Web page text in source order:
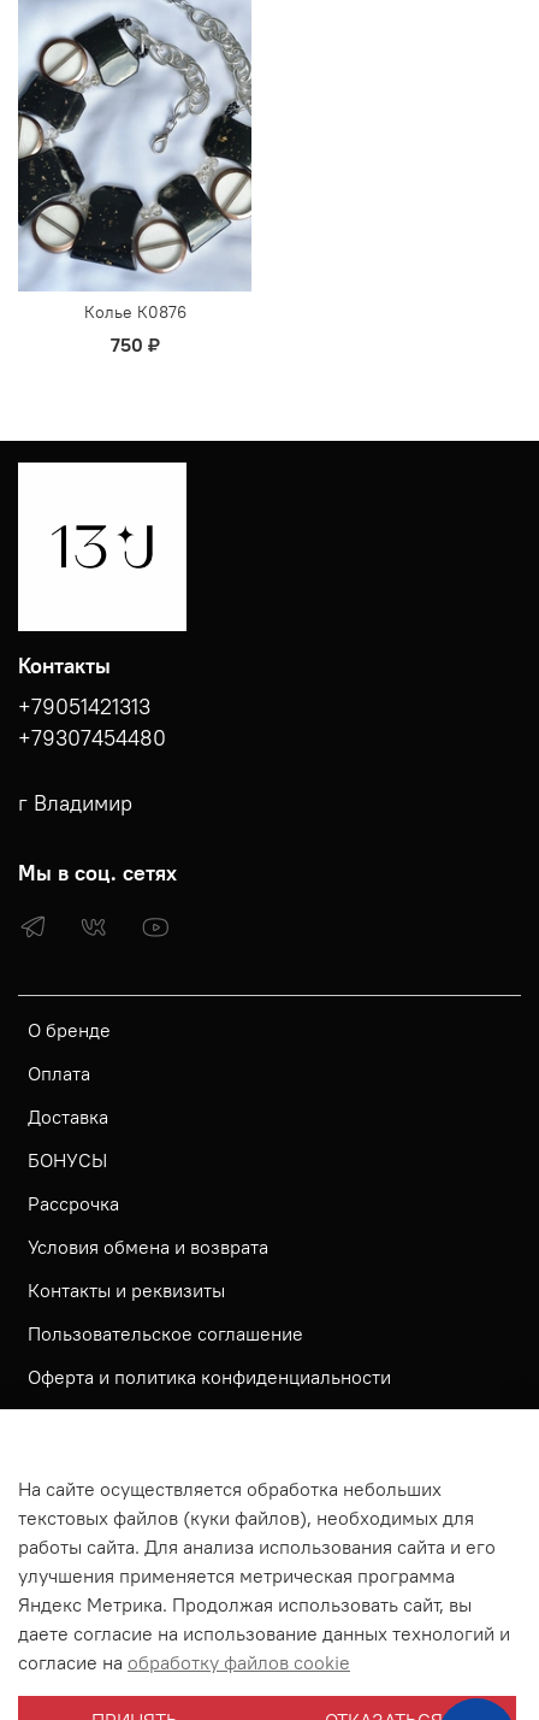
Колье К0876
750 ₽
О бренде
Оплата
Доставка
БОНУСЫ
Рассрочка
Условия обмена и возврата
Контакты и реквизиты
Пользовательское соглашение
Оферта и политика конфиденциальности
Согласие посетителя сайта на обработку
персональных данных
На сайте используется метрическая система ЯНДЕКС
МЕТРИКА
На сайте применяются рекомендательные технологии
Согласие на получение рассылки рекламно-
Контакты
+79051421313
+79307454480
г Владимир
Мы в соц. сетях
На сайте осуществляется обработка небольших
текстовых файлов (куки файлов), необходимых для
работы сайта. Для анализа использования сайта и его
улучшения применяется метрическая программа
Яндекс Метрика. Продолжая использовать сайт, вы
даете согласие на использование данных технологий и
согласие на обработку файлов cookie